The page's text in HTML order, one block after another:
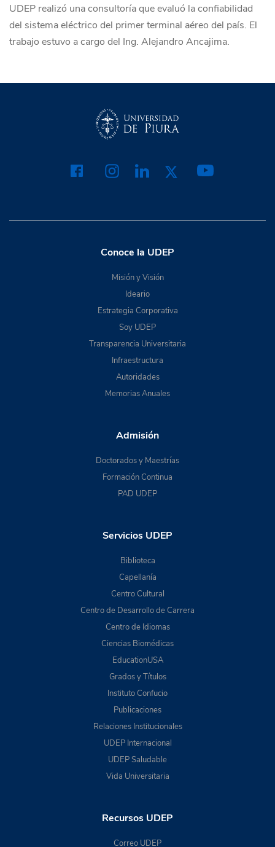
UDEP realizó una consultoría que evaluó la confiabilidad
del sistema eléctrico del primer terminal aéreo del país. El
trabajo estuvo a cargo del Ing. Alejandro Ancajima.
Conoce la UDEP
Misión y Visión
Ideario
Estrategia Corporativa
Soy UDEP
Transparencia Universitaria
Infraestructura
Autoridades
Memorias Anuales
Admisión
Doctorados y Maestrías
Formación Continua
PAD UDEP
Servicios UDEP
Biblioteca
Capellanía
Centro Cultural
Centro de Desarrollo de Carrera
Centro de Idiomas
Ciencias Biomédicas
EducationUSA
Grados y Títulos
Instituto Confucio
Publicaciones
Relaciones Institucionales
UDEP Internacional
UDEP Saludable
Vida Universitaria
Recursos UDEP
Correo UDEP